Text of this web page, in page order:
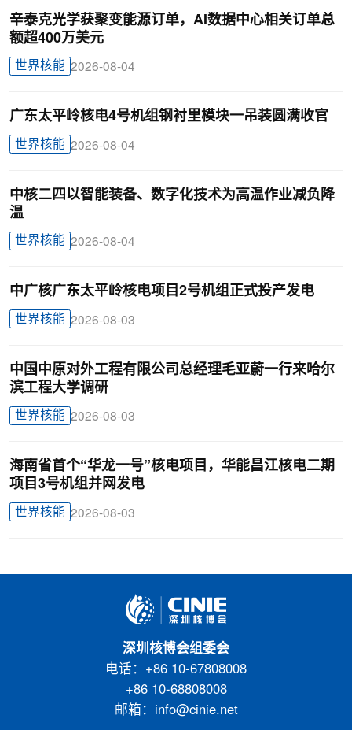
辛泰克光学获聚变能源订单，AI数据中心相关订单总
额超400万美元
世界核能 2026-08-04
广东太平岭核电4号机组钢衬里模块一吊装圆满收官
世界核能 2026-08-04
中核二四以智能装备、数字化技术为高温作业减负降
温
世界核能 2026-08-04
中广核广东太平岭核电项目2号机组正式投产发电
世界核能 2026-08-03
中国中原对外工程有限公司总经理毛亚蔚一行来哈尔
滨工程大学调研
世界核能 2026-08-03
海南省首个“华龙一号”核电项目，华能昌江核电二期
项目3号机组并网发电
世界核能 2026-08-03
深圳核博会组委会
电话：+86 10-67808008
+86 10-68808008
邮箱：info@cinie.net